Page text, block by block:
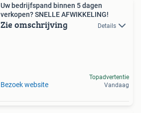
Uw bedrijfspand binnen 5 dagen
verkopen? SNELLE AFWIKKELING!
Zie omschrijving Details
Bezoek website
Topadvertentie
Vandaag